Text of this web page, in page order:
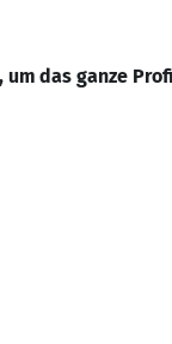
um das ganze